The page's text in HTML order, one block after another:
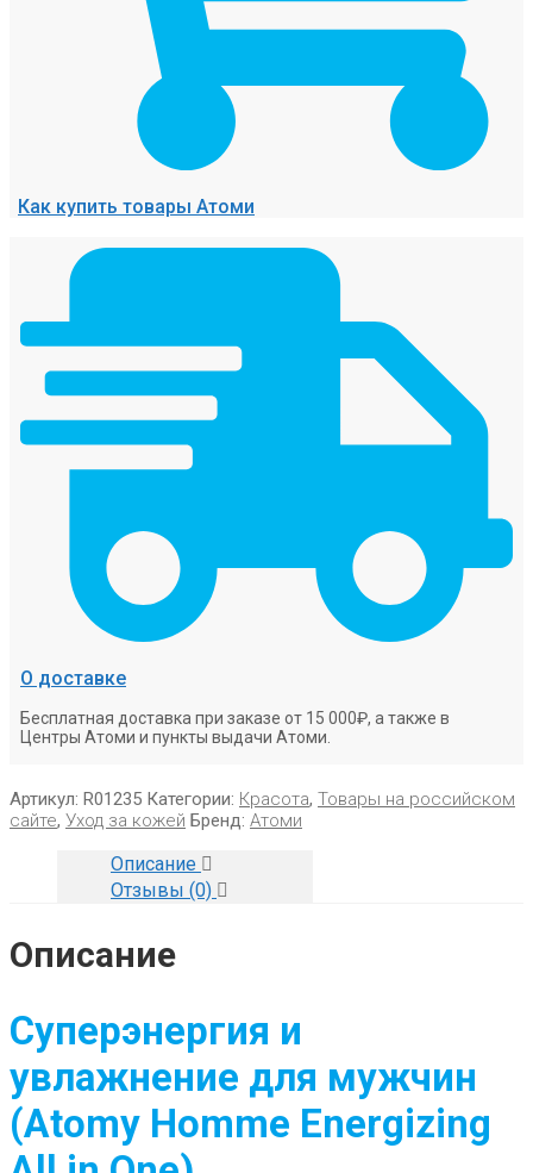
Как купить товары Атоми
О доставке
Бесплатная доставка при заказе от 15 000₽, а также в
Центры Атоми и пункты выдачи Атоми.
Артикул: R01235 Категории: Красота, Товары на российском
сайте, Уход за кожей Бренд: Атоми
Описание
Отзывы (0)
Описание
Суперэнергия и
увлажнение для мужчин
(Atomy Homme Energizing